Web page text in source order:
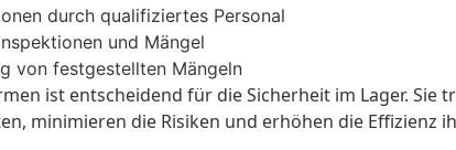
durch qualifiziertes Personal
und Mängel
von festgestellten Mängeln
ist entscheidend für die Sicherheit im Lager.
minimieren die Risiken und erhöhen die